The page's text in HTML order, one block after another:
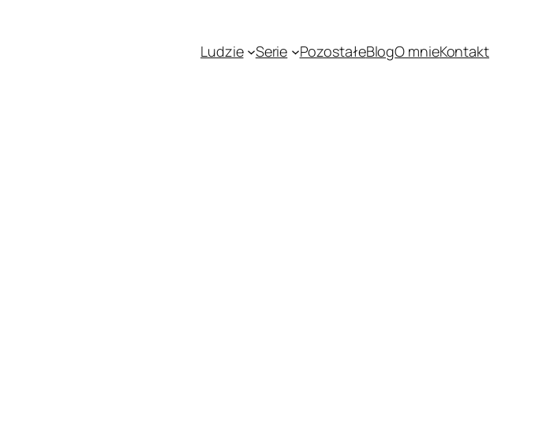
Ludzie Serie PozostałeBlogO mnieKontakt